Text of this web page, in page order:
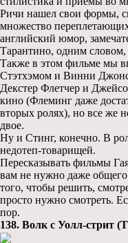
Ричи нашел свои формы,
множество
английский юмор,
Тарантино, одним
Также в этом фильме мы
Стэтхэмом и Винни
Декстер Флетчер и
кино (Флеминг даже
вторых ролях), но все же
двое.
Ну и Стинг, конечно. В
недотеп-товарищей.
Пересказывать фильмы
вам не нужно даже
того, чтобы решить,
просто нужно смотреть.
пор.
138. Волк с Уолл-стрит